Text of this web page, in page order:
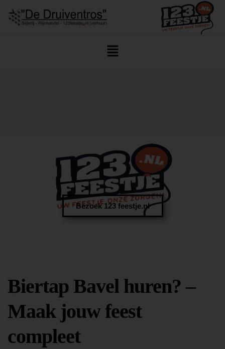
Bezoek 123 feestje.nl
Biertap Bavel huren? –
Maak jouw feest
compleet